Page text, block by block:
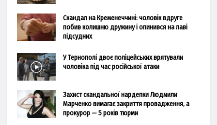
Скандал на Кременеччині: чоловік вдруге
побив колишню дружину і опинився на лаві
підсудних
У Тернополі двоє поліцейських врятували
чоловіка під час російської атаки
Захист скандальної нардепки Людмили
Марченко вимагає закриття провадження, а
прокурор — 5 років тюрми